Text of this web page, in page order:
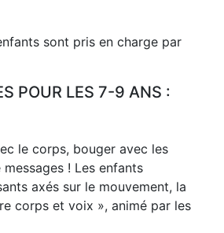
sont pris en charge par
POUR LES 7-9 ANS :
le corps, bouger avec les
! Les enfants
axés sur le mouvement, la
corps et voix », animé par les